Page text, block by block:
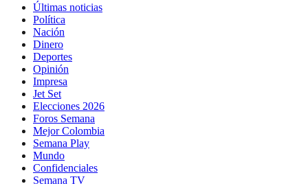
Últimas noticias
Política
Nación
Dinero
Deportes
Opinión
Impresa
Jet Set
Elecciones 2026
Foros Semana
Mejor Colombia
Semana Play
Mundo
Confidenciales
Semana TV